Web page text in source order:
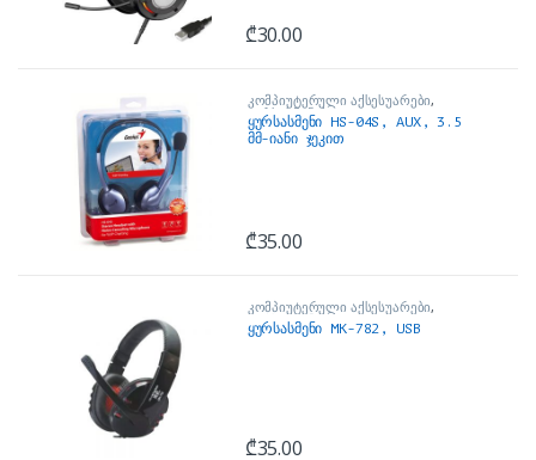
₾30.00
კომპიუტერული აქსესუარები,
ყურსასმენები
ყურსასმენი HS-04S, AUX, 3.5
მმ-იანი ჯეკით
₾35.00
კომპიუტერული აქსესუარები,
ყურსასმენები
ყურსასმენი MK-782, USB
₾35.00